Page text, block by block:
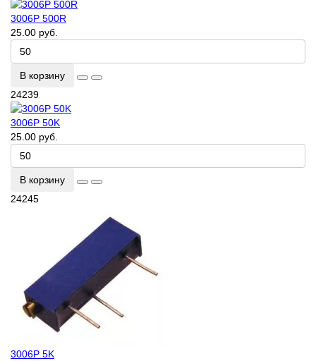
3006P 500R
25.00 руб.
В корзину
24239
3006P 50K
25.00 руб.
В корзину
24245
3006P 5K